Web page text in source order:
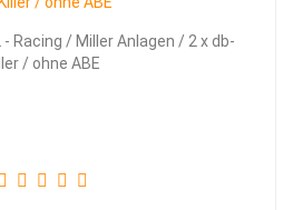
- Racing / Miller Anlagen / 2 x db-
/ ohne ABE